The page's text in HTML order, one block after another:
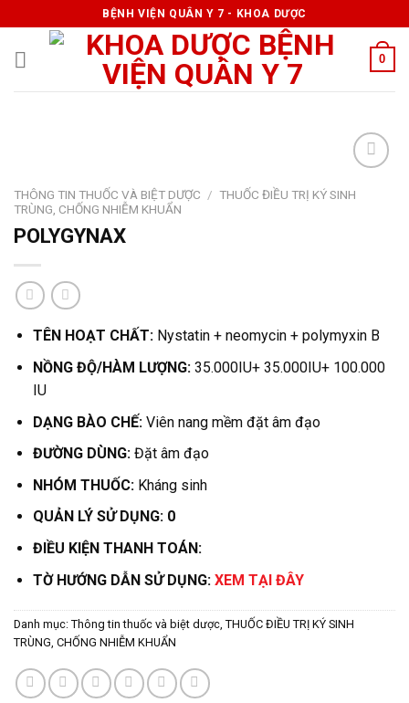
to
content
BỆNH VIỆN QUÂN Y 7 - KHOA DƯỢC
0
THÔNG TIN THUỐC VÀ BIỆT DƯỢC / THUỐC ĐIỀU TRỊ KÝ SINH
TRÙNG, CHỐNG NHIỄM KHUẨN
POLYGYNAX
TÊN HOẠT CHẤT: Nystatin + neomycin + polymyxin B
NỒNG ĐỘ/HÀM LƯỢNG: 35.000IU+ 35.000IU+ 100.000
IU
DẠNG BÀO CHẾ:Viên nang mềm đặt âm đạo
ĐƯỜNG DÙNG: Đặt âm đạo
NHÓM THUỐC: Kháng sinh
QUẢN LÝ SỬ DỤNG: 0
ĐIỀU KIỆN THANH TOÁN:
TỜ HƯỚNG DẪN SỬ DỤNG: XEM TẠI ĐÂY
Danh mục: Thông tin thuốc và biệt dược, THUỐC ĐIỀU TRỊ KÝ SINH
TRÙNG, CHỐNG NHIỄM KHUẨN